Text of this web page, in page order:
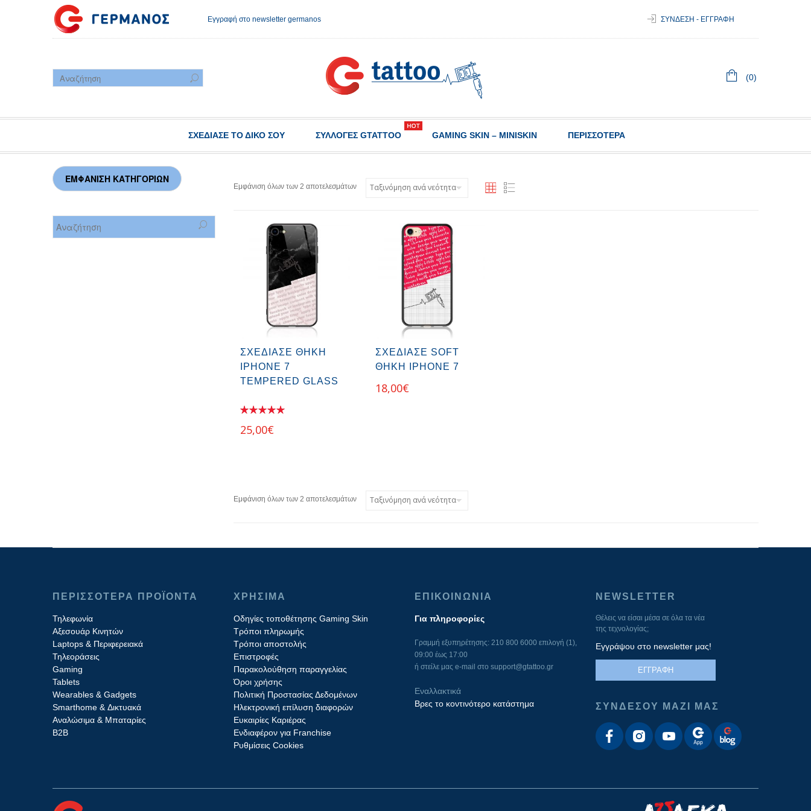
Εγγραφή στο newsletter germanos ΣΥΝΔΕΣΗ - ΕΓΓΡΑΦΗ
(0)
ΣΧΕΔΊΑΣΕ ΤΟ ΔΙΚΌ ΣΟΥ ΣΥΛΛΟΓΈΣ GTATTOO GAMING SKIN – MINISKIN ΠΕΡΙΣΣΟΤΕΡΑ
Εμφάνιση όλων των 2 αποτελεσμάτων
ΣΧΕΔΊΑΣΕ ΘΉΚΗ
IPHONE 7
TEMPERED GLASS
25,00€
ΣΧΕΔΊΑΣΕ SOFT
ΘΉΚΗ IPHONE 7
18,00€
Εμφάνιση όλων των 2 αποτελεσμάτων
ΠΕΡΙΣΣΟΤΕΡΑ ΠΡΟΪΟΝΤΑ
Τηλεφωνία
Αξεσουάρ Κινητών
Laptops & Περιφερειακά
Τηλεοράσεις
Gaming
Tablets
Wearables & Gadgets
Smarthome & Δικτυακά
Aναλώσιμα & Μπαταρίες
Β2B
ΧΡΗΣΙΜΑ
Οδηγίες τοποθέτησης Gaming Skin
Τρόποι πληρωμής
Τρόποι αποστολής
Επιστροφές
Παρακολούθηση παραγγελίας
Όροι χρήσης
Πολιτική Προστασίας Δεδομένων
Ηλεκτρονική επίλυση διαφορών
Ευκαιρίες Καριέρας
Ενδιαφέρον για Franchise
Ρυθμίσεις Cookies
ΕΠΙΚΟΙΝΩΝΙΑ
Για πληροφορίες
Γραμμή εξυπηρέτησης: 210 800 6000 επιλογή (1),
09:00 έως 17:00
ή στείλε μας e-mail στο support@gtattoo.gr
Εναλλακτικά
Βρες το κοντινότερο κατάστημα
NEWSLETTER
Θέλεις να είσαι μέσα σε όλα τα νέα
της τεχνολογίας;
Εγγράψου στο newsletter μας!
ΕΓΓΡΑΦΗ
ΣΥΝΔΕΣΟΥ ΜΑΖΙ ΜΑΣ